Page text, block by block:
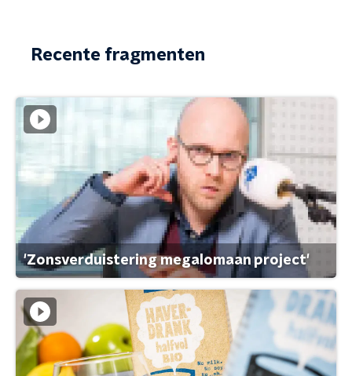
Recente fragmenten
'Zonsverduistering megalomaan project'